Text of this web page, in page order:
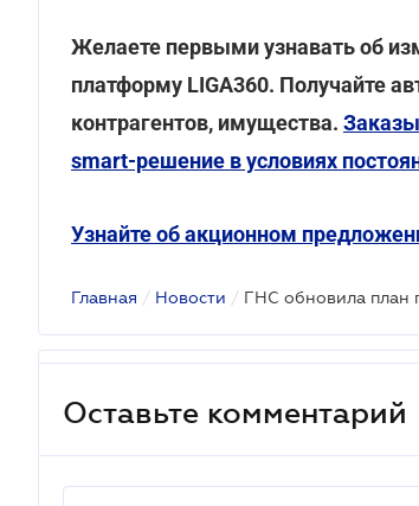
Желаете первыми узнавать об
платформу LIGA360. Получайте
контрагентов, имущества.
smart-решение в условиях
Узнайте об акционном
Главная / Новости / ГНС обновила план
Оставьте комментарий